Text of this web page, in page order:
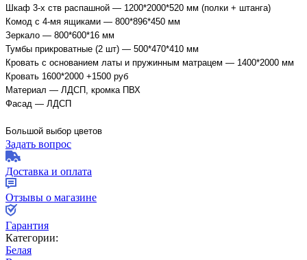
Шкаф 3-х ств распашной — 1200*2000*520 мм (полки + штанга)
Комод с 4-мя ящиками — 800*896*450 мм
Зеркало — 800*600*16 мм
Тумбы прикроватные (2 шт) — 500*470*410 мм
Кровать с основанием латы и пружинным матрацем — 1400*2000 мм
Кровать 1600*2000 +1500 руб
Материал — ЛДСП, кромка ПВХ
Фасад — ЛДСП
Большой выбор цветов
Задать вопрос
Доставка и оплата
Отзывы о магазине
Гарантия
Категории:
Белая